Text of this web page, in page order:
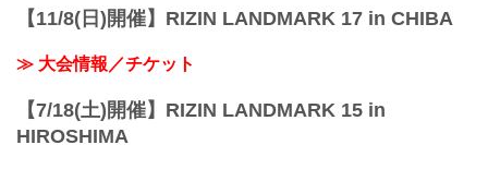
【11/8(日)開催】RIZIN LANDMARK 17 in CHIBA
≫ 大会情報／チケット
【7/18(土)開催】RIZIN LANDMARK 15 in
HIROSHIMA